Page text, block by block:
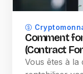
Comment
(Contract
Vous êtes à la